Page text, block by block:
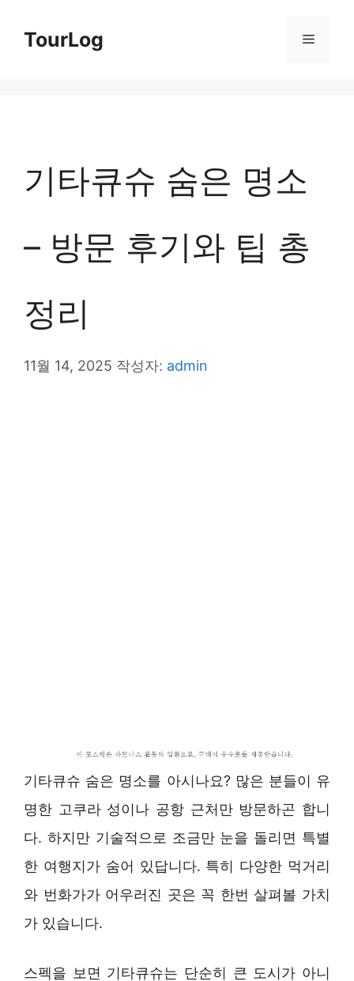
TourLog 메
기타큐슈 숨은 명소
– 방문 후기와 팁 총
정리
11월 14, 2025 작성자: admin
기타큐슈 숨은 명소를 아시나요? 많은 분들이 유
명한 고쿠라 성이나 공항 근처만 방문하곤 합니
다. 하지만 기술적으로 조금만 눈을 돌리면 특별
한 여행지가 숨어 있답니다. 특히 다양한 먹거리
와 번화가가 어우러진 곳은 꼭 한번 살펴볼 가치
가 있습니다.
스펙을 보면 기타큐슈는 단순히 큰 도시가 아니